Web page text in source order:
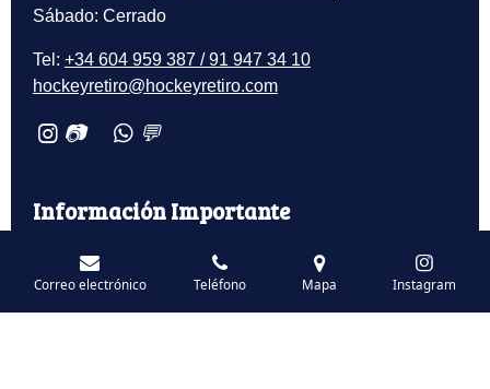
Sábado: Cerrado
Tel: +34 604 959 387 / 91 947 34 10
hockeyretiro@hockeyretiro.com
📷 💬
Información Importante
Comercio Seguro
Correo electrónico Teléfono Mapa Instagram